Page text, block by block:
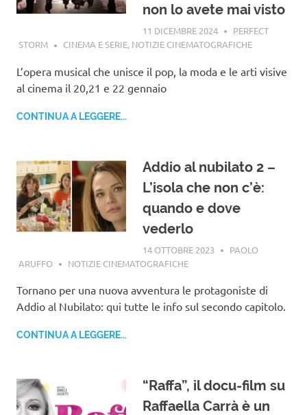
non lo avete mai visto
11 DICEMBRE 2024
PERFECT
STORM
CINEMA E SERIE, NOTIZIE CINEMATOGRAFICHE
L’opera musical che unisce il pop, la moda e le arti visive
al cinema il 20,21 e 22 gennaio
CONTINUA A LEGGERE...
Addio al nubilato 2 –
L’isola che non c’è:
quando e dove
vederlo
14 OTTOBRE 2023
PAOLO
ARUFFO
NOTIZIE CINEMATOGRAFICHE
Tornano per una nuova avventura le protagoniste di
Addio al Nubilato: qui tutte le info sul secondo capitolo.
CONTINUA A LEGGERE...
“Raffa”, il docu-film su
Raffaella Carrà è un